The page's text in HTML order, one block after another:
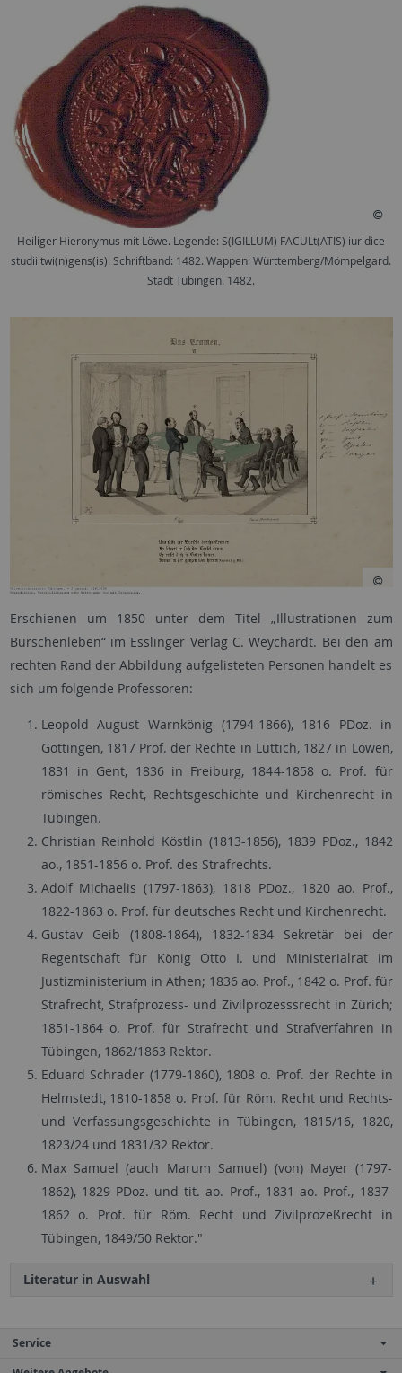
Heiliger Hieronymus mit Löwe. Legende: S(IGILLUM) FACULt(ATIS) iuridice
studii twi(n)gens(is). Schriftband: 1482. Wappen: Württemberg/Mömpelgard.
Stadt Tübingen. 1482.
Erschienen um 1850 unter dem Titel „Illustrationen zum
Burschenleben“ im Esslinger Verlag C. Weychardt. Bei den am
rechten Rand der Abbildung aufgelisteten Personen handelt es
sich um folgende Professoren:
Leopold August Warnkönig (1794-1866), 1816 PDoz. in
Göttingen, 1817 Prof. der Rechte in Lüttich, 1827 in Löwen,
1831 in Gent, 1836 in Freiburg, 1844-1858 o. Prof. für
römisches Recht, Rechtsgeschichte und Kirchenrecht in
Tübingen.
Christian Reinhold Köstlin (1813-1856), 1839 PDoz., 1842
ao., 1851-1856 o. Prof. des Strafrechts.
Adolf Michaelis (1797-1863), 1818 PDoz., 1820 ao. Prof.,
1822-1863 o. Prof. für deutsches Recht und Kirchenrecht.
Gustav Geib (1808-1864), 1832-1834 Sekretär bei der
Regentschaft für König Otto I. und Ministerialrat im
Justizministerium in Athen; 1836 ao. Prof., 1842 o. Prof. für
Strafrecht, Strafprozess- und Zivilprozesssrecht in Zürich;
1851-1864 o. Prof. für Strafrecht und Strafverfahren in
Tübingen, 1862/1863 Rektor.
Eduard Schrader (1779-1860), 1808 o. Prof. der Rechte in
Helmstedt, 1810-1858 o. Prof. für Röm. Recht und Rechts-
und Verfassungsgeschichte in Tübingen, 1815/16, 1820,
1823/24 und 1831/32 Rektor.
Max Samuel (auch Marum Samuel) (von) Mayer (1797-
1862), 1829 PDoz. und tit. ao. Prof., 1831 ao. Prof., 1837-
1862 o. Prof. für Röm. Recht und Zivilprozeßrecht in
Tübingen, 1849/50 Rektor."
Literatur in Auswahl
Service